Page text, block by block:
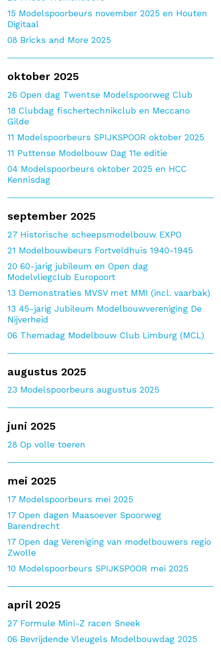
15 Modelspoorbeurs november 2025 en Houten
Digitaal
08 Bricks and More 2025
oktober 2025
26 Open dag Twentse Modelspoorweg Club
18 Clubdag fischertechnikclub en Meccano
Gilde
11 Modelspoorbeurs SPIJKSPOOR oktober 2025
11 Puttense Modelbouw Dag 11e editie
04 Modelspoorbeurs oktober 2025 en HCC
Kennisdag
september 2025
27 Historische scheepsmodelbouw EXPO
21 Modelbouwbeurs Fortveldhuis 1940-1945
20 60-jarig jubileum en Open dag
Modelvliegclub Europoort
13 Demonstraties MVSV met MMI (incl. vaarbak)
13 45-jarig Jubileum Modelbouwvereniging De
Nijverheid
06 Themadag Modelbouw Club Limburg (MCL)
augustus 2025
23 Modelspoorbeurs augustus 2025
juni 2025
28 Op volle toeren
mei 2025
17 Modelspoorbeurs mei 2025
17 Open dagen Maasoever Spoorweg
Barendrecht
17 Open dag Vereniging van modelbouwers regio
Zwolle
10 Modelspoorbeurs SPIJKSPOOR mei 2025
april 2025
27 Formule Mini-Z racen Sneek
06 Bevrijdende Vleugels Modelbouwdag 2025